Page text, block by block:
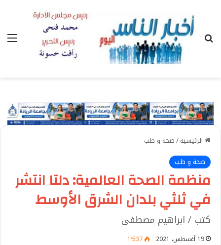
بحث عن
الرئيسية/صحة و طب
صحة و طب
منظمة الصحة العالمية: دلتا انتشر
في ثلثي بلدان الشرق الأوسط
كتب / ابراهيم مصطفى
19 أغسطس، 2021 1٬537